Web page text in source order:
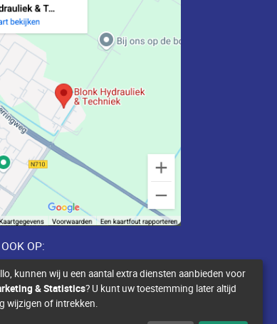
OP:
kunnen wij u een aantal extra diensten aanbieden voor
& Statistics? U kunt uw toestemming later altijd
wijzigen of intrekken.